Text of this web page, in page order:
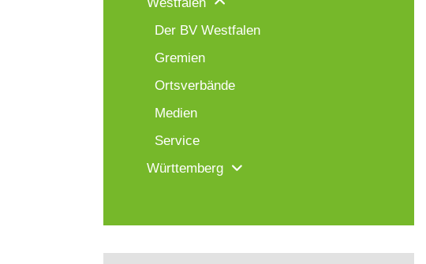
Der BV Westfalen
Gremien
Ortsverbände
Medien
Service
Württemberg